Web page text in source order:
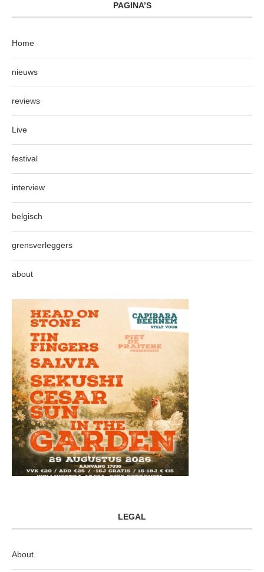
PAGINA’S
Home
nieuws
reviews
Live
festival
interview
belgisch
grensverleggers
about
LEGAL
About